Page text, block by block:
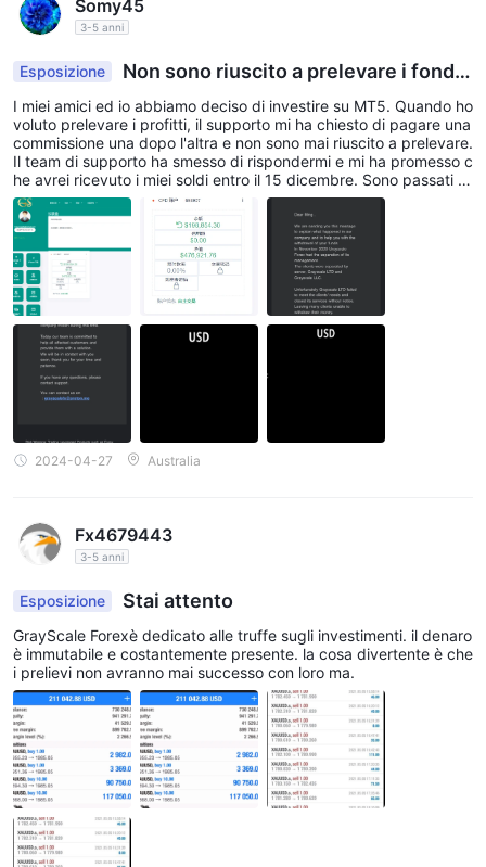
Somy45
3-5 anni
Esposizione
Non sono riuscito a prelevare i fondi
e ora il team di supporto promette di risolvere il p
roblema.
I miei amici ed io abbiamo deciso di investire su MT5. Quando ho
voluto prelevare i profitti, il supporto mi ha chiesto di pagare una
commissione una dopo l'altra e non sono mai riuscito a prelevare.
Il team di supporto ha smesso di rispondermi e mi ha promesso c
he avrei ricevuto i miei soldi entro il 15 dicembre. Sono passati pi
ù di 3 mesi e oggi ho ricevuto un messaggio dal team di support
o che spiega che mi aiuteranno a prelevare i miei soldi. Spero sol
o che sia vero perché ho più di $200.000 sul mio conto. Voglio ri
avere i miei soldi il prima possibile. Non c'è accesso alla piattafor
ma.
2024-04-27 Australia
Fx4679443
3-5 anni
Esposizione Stai attento
GrayScale Forexè dedicato alle truffe sugli investimenti. il denaro
è immutabile e costantemente presente. la cosa divertente è che
i prelievi non avranno mai successo con loro ma.